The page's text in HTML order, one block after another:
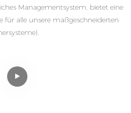
Managementsystem, bietet eine
für alle unsere maßgeschneiderten